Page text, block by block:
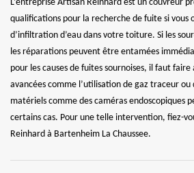
L’entreprise Artisan Reinhard est un couvreur
qualifications pour la recherche de fuite si vous
d’infiltration d’eau dans votre toiture. Si les
les réparations peuvent être entamées
pour les causes de fuites sournoises, il faut
avancées comme l’utilisation de gaz traceur ou
matériels comme des caméras endoscopiques
certains cas. Pour une telle intervention, fiez-
Reinhard à Bartenheim La Chaussee.